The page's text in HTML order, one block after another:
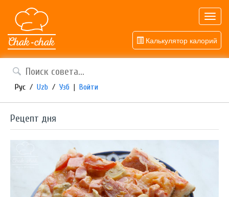
Калькулятор калорий
Рус / Uzb / Узб | Войти
Рецепт дня